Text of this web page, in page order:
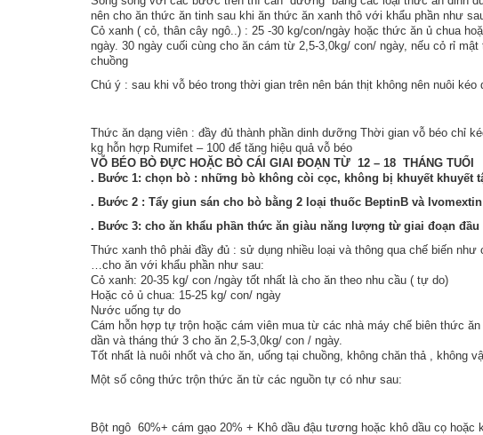
nên cho ăn thức ăn tinh sau khi ăn thức ăn xanh thô với khẩu phần như
Cỏ xanh ( cỏ, thân cây ngô..) : 25 -30 kg/con/ngày hoặc thức ăn ủ chua
ngày. 30 ngày cuối cùng cho ăn cám từ 2,5-3,0kg/ con/ ngày, nếu cỏ rỉ
chuồng
Chú ý : sau khi vỗ béo trong thời gian trên nên bán thịt không nên nuôi
Thức ăn dạng viên : đầy đủ thành phần dinh dưỡng Thời gian vỗ béo chỉ
kg hỗn hợp Rumifet – 100 để tăng hiệu quả vỗ béo
VỖ BÉO BÒ ĐỰC HOẶC BÒ CÁI GIAI ĐOẠN TỪ 12 – 18 THÁNG TUỔI
. Bước 1: chọn bò : những bò không còi cọc, không bị khuyết khuyết
. Bước 2 : Tẩy giun sán cho bò bằng 2 loại thuốc BeptinB và Ivomextin
. Bước 3: cho ăn khẩu phần thức ăn giàu năng lượng từ giai đoạn đầu
Thức xanh thô phải đầy đủ : sử dụng nhiều loại và thông qua chế biến
…cho ăn với khẩu phần như sau:
Cỏ xanh: 20-35 kg/ con /ngày tốt nhất là cho ăn theo nhu cầu ( tự do)
Hoặc cỏ ủ chua: 15-25 kg/ con/ ngày
Nước uống tự do
Cám hỗn hợp tự trộn hoặc cám viên mua từ các nhà máy chế biên thức
dần và tháng thứ 3 cho ăn 2,5-3,0kg/ con / ngày.
Tốt nhất là nuôi nhốt và cho ăn, uống tại chuồng, không chăn thả , không
Một số công thức trộn thức ăn từ các nguồn tự có như sau:
Bột ngô 60%+ cám gạo 20% + Khô dầu đậu tương hoặc khô dầu cọ